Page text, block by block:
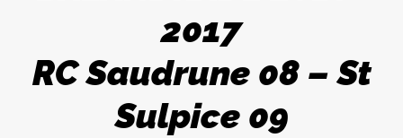
2017
RC Saudrune 08 – St
Sulpice 09